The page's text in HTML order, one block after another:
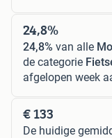
24,8%
24,8% van alle
de categorie
afgelopen week
€ 133
De huidige